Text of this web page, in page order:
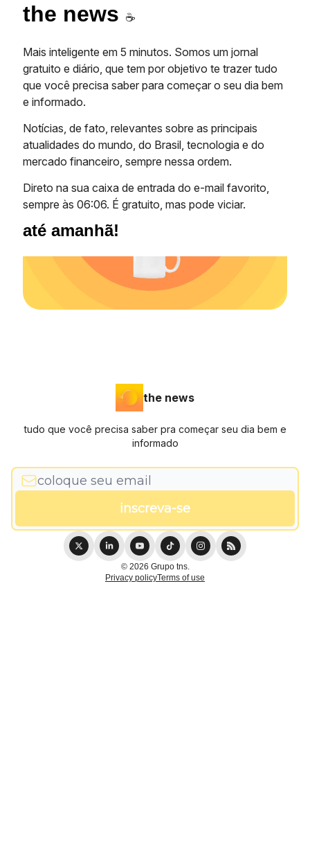
the news ☕️
Mais inteligente em 5 minutos. Somos um jornal
gratuito e diário, que tem por objetivo te trazer tudo
que você precisa saber para começar o seu dia bem
e informado.
Notícias, de fato, relevantes sobre as principais
atualidades do mundo, do Brasil, tecnologia e do
mercado financeiro, sempre nessa ordem.
Direto na sua caixa de entrada do e-mail favorito,
sempre às 06:06. É gratuito, mas pode viciar.
até amanhã!
the news
tudo que você precisa saber pra começar seu dia bem e
informado
© 2026 Grupo tns.
Privacy policyTerms of use